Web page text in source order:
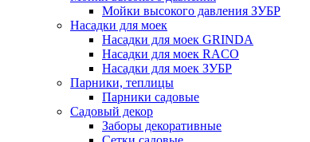
Мойки высокого давления ЗУБР
Насадки для моек
Насадки для моек GRINDA
Насадки для моек RACO
Насадки для моек ЗУБР
Парники, теплицы
Парники садовые
Садовый декор
Заборы декоративные